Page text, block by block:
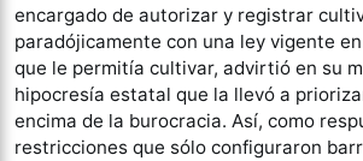
encargado de autorizar y registrar
paradójicamente con una ley vigente
que le permitía cultivar, advirtió en su
hipocresía estatal que la llevó a
encima de la burocracia. Así, como
restricciones que sólo configuraron